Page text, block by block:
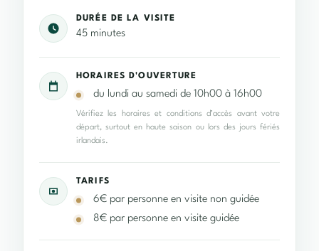
DURÉE DE LA VISITE
45 minutes
HORAIRES D'OUVERTURE
du lundi au samedi de 10h00 à 16h00
Vérifiez les horaires et conditions d’accès avant votre
départ, surtout en haute saison ou lors des jours fériés
irlandais.
TARIFS
6€ par personne en visite non guidée
8€ par personne en visite guidée